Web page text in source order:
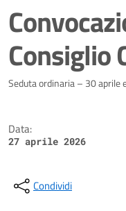
Consiglio
Dettagli
Seduta ordinaria – 30 aprile
Data:
27 aprile 2026
Condividi